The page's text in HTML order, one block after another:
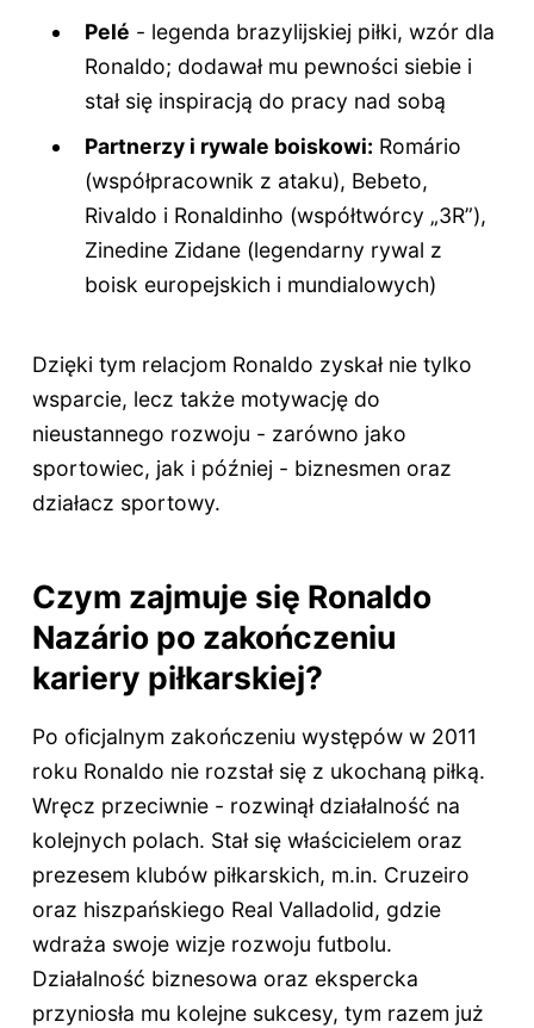
Pelé - legenda brazylijskiej piłki, wzór dla
Ronaldo; dodawał mu pewności siebie i
stał się inspiracją do pracy nad sobą
Partnerzy i rywale boiskowi: Romário
(współpracownik z ataku), Bebeto,
Rivaldo i Ronaldinho (współtwórcy „3R”),
Zinedine Zidane (legendarny rywal z
boisk europejskich i mundialowych)
Dzięki tym relacjom Ronaldo zyskał nie tylko
wsparcie, lecz także motywację do
nieustannego rozwoju - zarówno jako
sportowiec, jak i później - biznesmen oraz
działacz sportowy.
Czym zajmuje się Ronaldo
Nazário po zakończeniu
kariery piłkarskiej?
Po oficjalnym zakończeniu występów w 2011
roku Ronaldo nie rozstał się z ukochaną piłką.
Wręcz przeciwnie - rozwinął działalność na
kolejnych polach. Stał się właścicielem oraz
prezesem klubów piłkarskich, m.in. Cruzeiro
oraz hiszpańskiego Real Valladolid, gdzie
wdraża swoje wizje rozwoju futbolu.
Działalność biznesowa oraz ekspercka
przyniosła mu kolejne sukcesy, tym razem już